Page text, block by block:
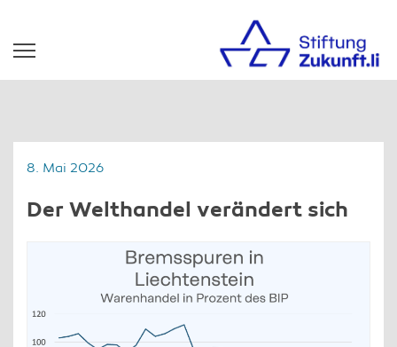
8. Mai 2026
Der Welthandel verändert sich